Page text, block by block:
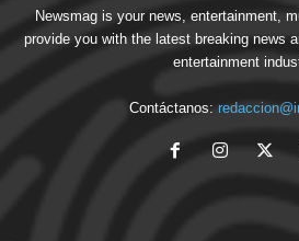
Newsmag is your news, entertainment,
provide you with the latest breaking news
entertainment
Contáctanos: